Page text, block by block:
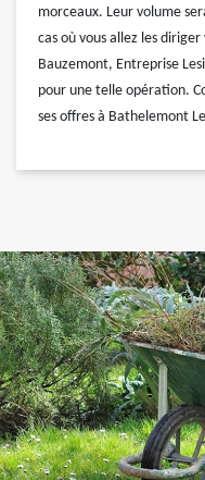
morceaux. Leur volume
cas où vous allez les
Bauzemont, Entreprise
pour une telle opération.
ses offres à Bathelemont